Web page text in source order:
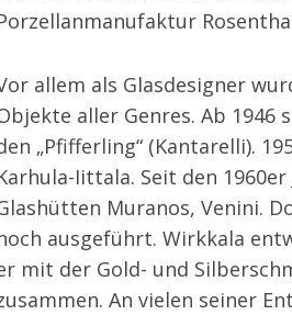
allem als Glasdesigner
aller Genres. Ab
„Pfifferling“ (Kantarelli).
Iittala. Seit den
Muranos, Venini.
ausgeführt. Wirkkala
mit der Gold- und
An vielen seiner